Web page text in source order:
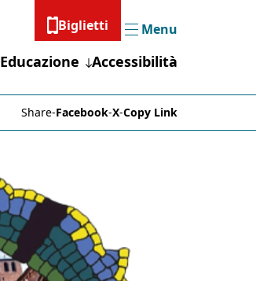
Biglietti
MenuMenu
Educazione Accessibilità
Share-Facebook-X-Copy Link